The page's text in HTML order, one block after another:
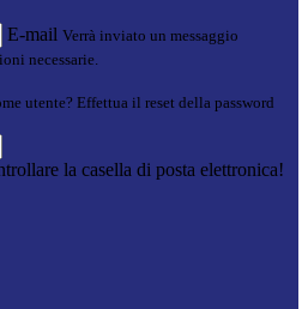
E-mail Verrà inviato un messaggio
necessarie.
utente? Effettua il reset della password
la casella di posta elettronica!